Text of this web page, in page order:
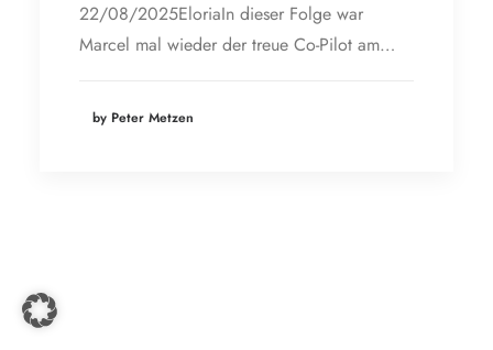
22/08/2025EloriaIn dieser Folge war
Marcel mal wieder der treue Co-Pilot am…
by Peter Metzen